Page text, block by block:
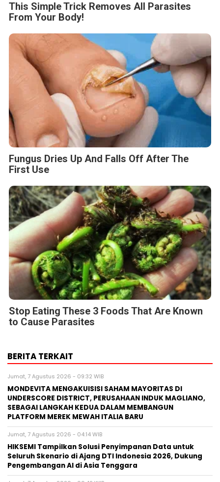
This Simple Trick Removes All Parasites
From Your Body!
Fungus Dries Up And Falls Off After The
First Use
Stop Eating These 3 Foods That Are Known
to Cause Parasites
BERITA TERKAIT
Jumat, 7 Agustus 2026 - 09:32 WIB
MONDEVITA MENGAKUISISI SAHAM MAYORITAS DI
UNDERSCORE DISTRICT, PERUSAHAAN INDUK MAGLIANO,
SEBAGAI LANGKAH KEDUA DALAM MEMBANGUN
PLATFORM MEREK MEWAH ITALIA BARU
Jumat, 7 Agustus 2026 - 04:14 WIB
HIKSEMI Tampilkan Solusi Penyimpanan Data untuk
Seluruh Skenario di Ajang DTI Indonesia 2026, Dukung
Pengembangan AI di Asia Tenggara